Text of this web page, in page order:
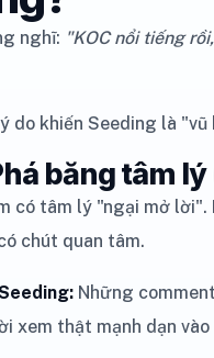
nghĩ: "KOC nổi tiếng
do khiến Seeding là
băng tâm
có tâm lý "ngại mở
chút quan tâm.
Những
xem thật mạnh dạn vào